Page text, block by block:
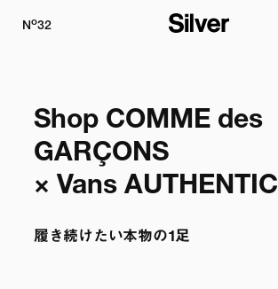
No32
Shop COMME des
GARÇONS
× Vans AUTHENTIC
履き続けたい本物の1足